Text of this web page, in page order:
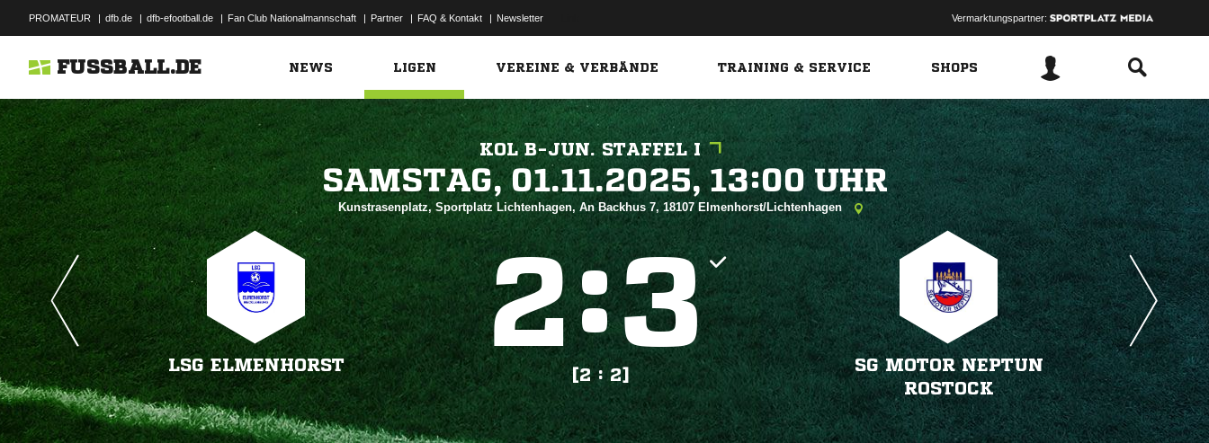
PROMATEUR | dfb.de | dfb-efootball.de | Fan Club Nationalmannschaft | Partner | FAQ & Kontakt | Newsletter Vermarktungspartner:
FUSSBALL.DE NEWS LIGEN VEREINE & VERBÄNDE TRAINING & SERVICE SHOPS
KOL B-JUN. STAFFEL I
   
Kunstrasenplatz, Sportplatz Lichtenhagen, An Backhus 7, 18107 Elmenhorst/Lichtenhagen
LSG ELMENHORST
:
[2 : 2]
SG MOTOR NEPTUN
ROSTOCK